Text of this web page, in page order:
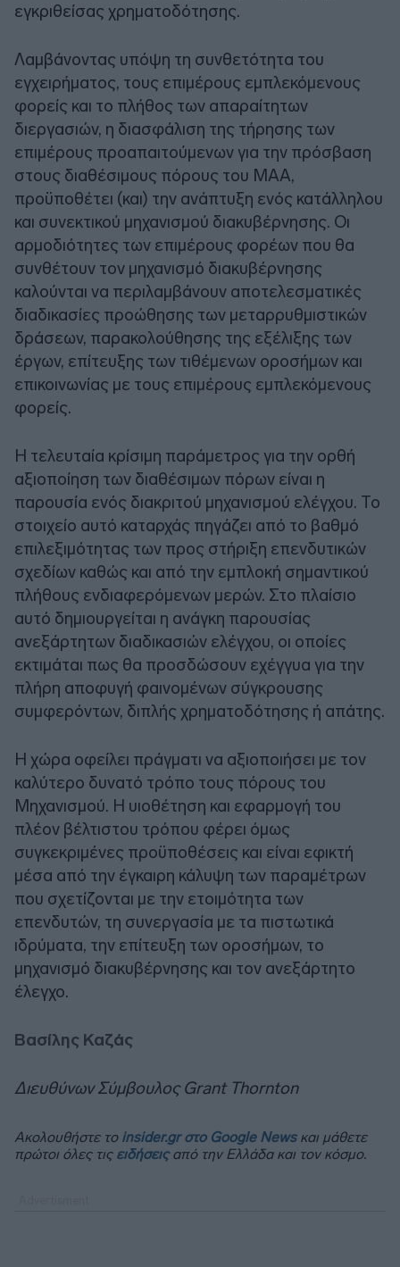
εγκριθείσας χρηματοδότησης.
Λαμβάνοντας υπόψη τη συνθετότητα του
εγχειρήματος, τους επιμέρους εμπλεκόμενους
φορείς και το πλήθος των απαραίτητων
διεργασιών, η διασφάλιση της τήρησης των
επιμέρους προαπαιτούμενων για την πρόσβαση
στους διαθέσιμους πόρους του ΜΑΑ,
προϋποθέτει (και) την ανάπτυξη ενός κατάλληλου
και συνεκτικού μηχανισμού διακυβέρνησης. Οι
αρμοδιότητες των επιμέρους φορέων που θα
συνθέτουν τον μηχανισμό διακυβέρνησης
καλούνται να περιλαμβάνουν αποτελεσματικές
διαδικασίες προώθησης των μεταρρυθμιστικών
δράσεων, παρακολούθησης της εξέλιξης των
έργων, επίτευξης των τιθέμενων οροσήμων και
επικοινωνίας με τους επιμέρους εμπλεκόμενους
φορείς.
Η τελευταία κρίσιμη παράμετρος για την ορθή
αξιοποίηση των διαθέσιμων πόρων είναι η
παρουσία ενός διακριτού μηχανισμού ελέγχου. Το
στοιχείο αυτό καταρχάς πηγάζει από το βαθμό
επιλεξιμότητας των προς στήριξη επενδυτικών
σχεδίων καθώς και από την εμπλοκή σημαντικού
πλήθους ενδιαφερόμενων μερών. Στο πλαίσιο
αυτό δημιουργείται η ανάγκη παρουσίας
ανεξάρτητων διαδικασιών ελέγχου, οι οποίες
εκτιμάται πως θα προσδώσουν εχέγγυα για την
πλήρη αποφυγή φαινομένων σύγκρουσης
συμφερόντων, διπλής χρηματοδότησης ή απάτης.
Η χώρα οφείλει πράγματι να αξιοποιήσει με τον
καλύτερο δυνατό τρόπο τους πόρους του
Μηχανισμού. Η υιοθέτηση και εφαρμογή του
πλέον βέλτιστου τρόπου φέρει όμως
συγκεκριμένες προϋποθέσεις και είναι εφικτή
μέσα από την έγκαιρη κάλυψη των παραμέτρων
που σχετίζονται με την ετοιμότητα των
επενδυτών, τη συνεργασία με τα πιστωτικά
ιδρύματα, την επίτευξη των οροσήμων, το
μηχανισμό διακυβέρνησης και τον ανεξάρτητο
έλεγχο.
Βασίλης Καζάς
Διευθύνων Σύμβουλος Grant Thornton
Ακολουθήστε το insider.gr στο Google Newsκαι μάθετε
πρώτοι όλες τις ειδήσειςαπό την Ελλάδα και τον κόσμο.